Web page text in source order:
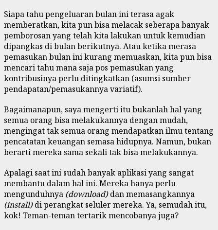
Siapa tahu pengeluaran bulan ini terasa agak
memberatkan, kita pun bisa melacak seberapa banyak
pemborosan yang telah kita lakukan untuk kemudian
dipangkas di bulan berikutnya. Atau ketika merasa
pemasukan bulan ini kurang memuaskan, kita pun bisa
mencari tahu mana saja pos pemasukan yang
kontribusinya perlu ditingkatkan (asumsi sumber
pendapatan/pemasukannya variatif).
Bagaimanapun, saya mengerti itu bukanlah hal yang
semua orang bisa melakukannya dengan mudah,
mengingat tak semua orang mendapatkan ilmu tentang
pencatatan keuangan semasa hidupnya. Namun, bukan
berarti mereka sama sekali tak bisa melakukannya.
Apalagi saat ini sudah banyak aplikasi yang sangat
membantu dalam hal ini. Mereka hanya perlu
mengunduhnya (download)dan memasangkannya
(install)di perangkat seluler mereka. Ya, semudah itu,
kok! Teman-teman tertarik mencobanya juga?